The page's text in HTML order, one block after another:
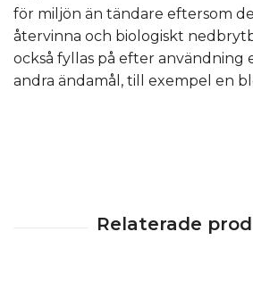
för miljön än tändare eftersom
återvinna och biologiskt
också fyllas på efter användning
andra ändamål, till exempel en